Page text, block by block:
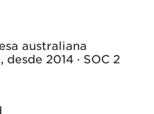
australiana
2014 · SOC 2